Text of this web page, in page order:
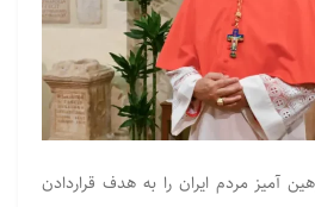
آمیز مردم ایران را به هدف قراردادن